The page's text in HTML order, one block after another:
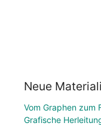
Neue
Vom Graphen zum
Grafische